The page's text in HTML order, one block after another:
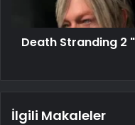
Death Stranding 2
İlgili Makaleler